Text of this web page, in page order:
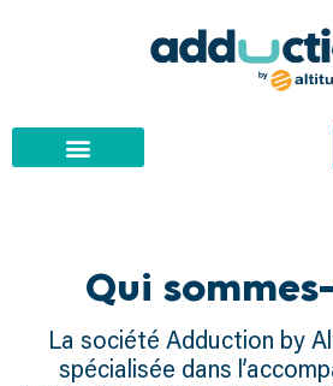
Qui
La société Adduction by
spécialisée dans